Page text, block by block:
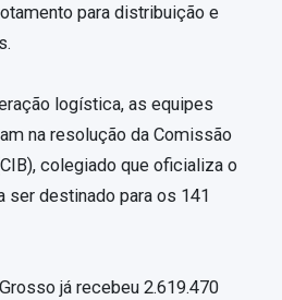
para distribuição e
logística, as equipes
na resolução da Comissão
colegiado que oficializa o
ser destinado para os 141
já recebeu 2.619.470